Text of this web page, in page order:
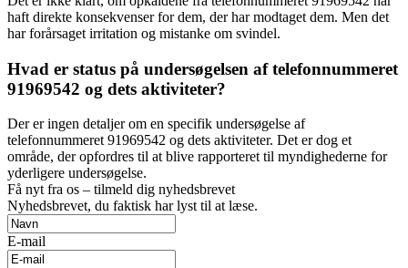
haft direkte konsekvenser for dem, der har modtaget dem. Men det
har forårsaget irritation og mistanke om svindel.
Hvad er status på undersøgelsen af telefonnummeret
91969542 og dets aktiviteter?
Der er ingen detaljer om en specifik undersøgelse af
telefonnummeret 91969542 og dets aktiviteter. Det er dog et
område, der opfordres til at blive rapporteret til myndighederne for
yderligere undersøgelse.
Få nyt fra os – tilmeld dig nyhedsbrevet
Nyhedsbrevet, du faktisk har lyst til at læse.
E-mail